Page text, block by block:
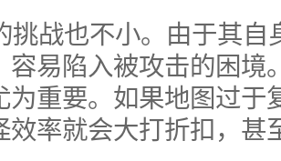
挑战也不小。由于其
容易陷入被攻击的困境
为重要。如果地图过于
效率就会大打折扣，甚